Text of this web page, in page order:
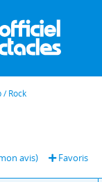
/ Rock
avis) Favoris